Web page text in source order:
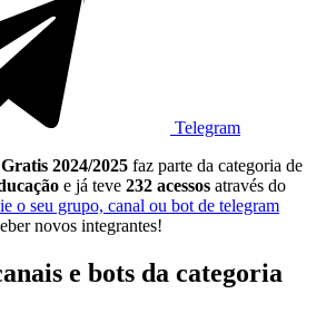
Telegram
2024/2025 faz parte da categoria de
e já teve 232 acessos através do
o seu grupo, canal ou bot de telegram
novos integrantes!
e bots da categoria